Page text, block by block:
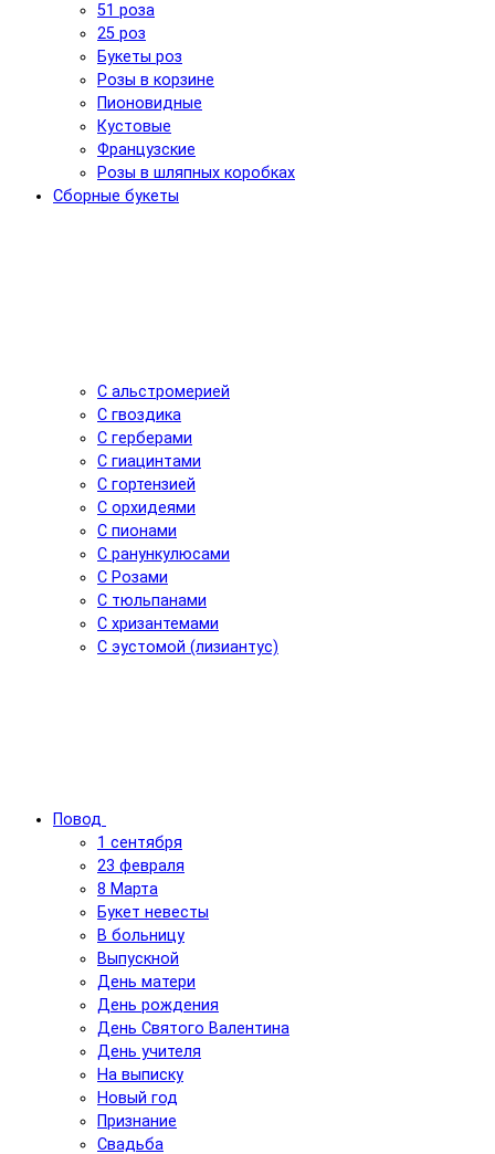
51 роза
25 роз
Букеты роз
Розы в корзине
Пионовидные
Кустовые
Французские
Розы в шляпных коробках
Сборные букеты
С альстромерией
С гвоздика
С герберами
С гиацинтами
С гортензией
С орхидеями
С пионами
С ранункулюсами
С Розами
С тюльпанами
С хризантемами
С эустомой (лизиантус)
Повод
1 сентября
23 февраля
8 Марта
Букет невесты
В больницу
Выпускной
День матери
День рождения
День Святого Валентина
День учителя
На выписку
Новый год
Признание
Свадьба